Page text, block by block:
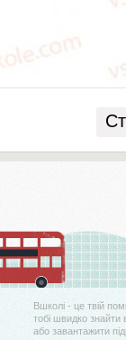
Вшколі - це твій
тобі швидко знайти
або завантажити